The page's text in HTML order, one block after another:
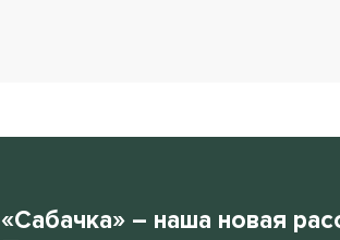
«Сабачка» – наша новая